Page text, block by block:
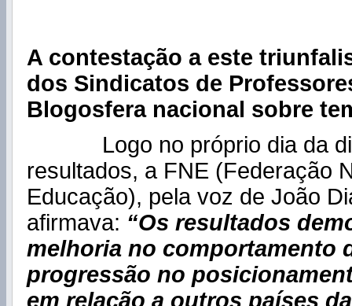
A contestação a este
dos Sindicatos de
Blogosfera nacional sobre
Logo no próprio dia da
resultados, a FNE (Federação
Educação), pela voz de João
afirmava: “Os resultados
melhoria no comportamento
progressão no
em relação a outros países